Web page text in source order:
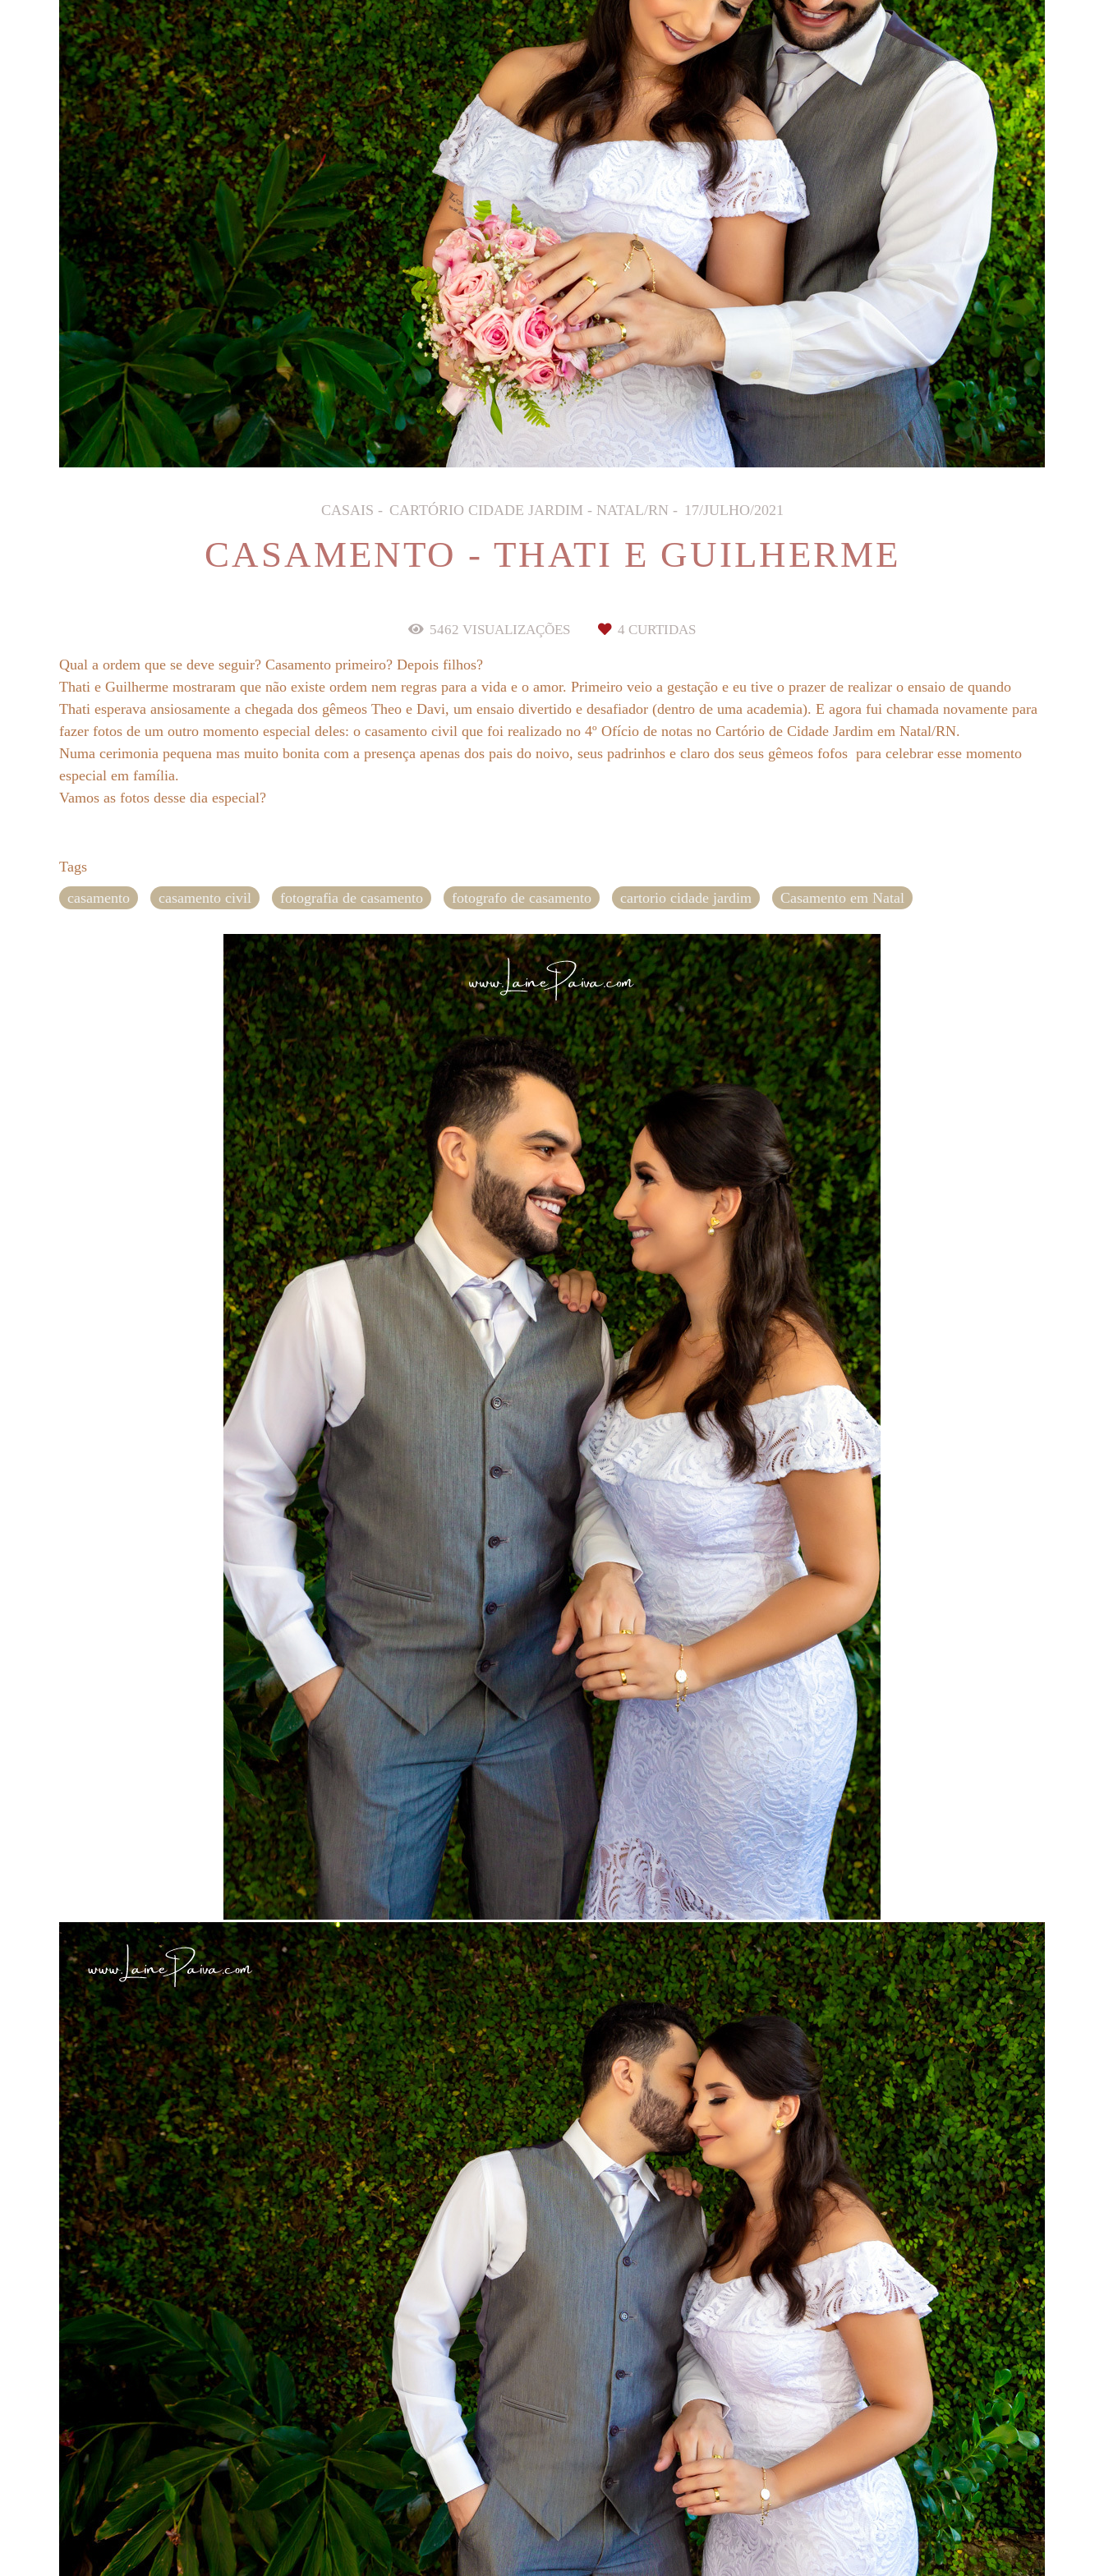
CASAIS CARTÓRIO CIDADE JARDIM - NATAL/RN 17/JULHO/2021
CASAMENTO - THATI E GUILHERME
5462 VISUALIZAÇÕES 4 CURTIDAS
Qual a ordem que se deve seguir? Casamento primeiro? Depois filhos?
Thati e Guilherme mostraram que não existe ordem nem regras para a vida e o amor. Primeiro veio a gestação e eu tive o prazer de realizar o ensaio de quando
Thati esperava ansiosamente a chegada dos gêmeos Theo e Davi, um ensaio divertido e desafiador (dentro de uma academia). E agora fui chamada novamente para
fazer fotos de um outro momento especial deles: o casamento civil que foi realizado no 4º Ofício de notas no Cartório de Cidade Jardim em Natal/RN.
Numa cerimonia pequena mas muito bonita com a presença apenas dos pais do noivo, seus padrinhos e claro dos seus gêmeos fofos para celebrar esse momento
especial em família.
Vamos as fotos desse dia especial?
Tags
casamento
casamento civil fotografia de casamento fotografo de casamento cartorio cidade jardim Casamento em Natal